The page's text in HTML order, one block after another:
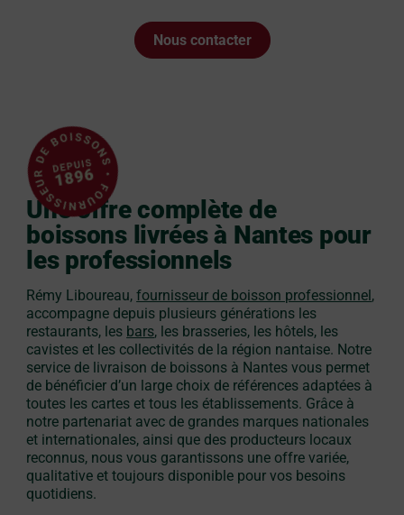
Nous contacter
Une offre complète de
boissons livrées à Nantes pour
les professionnels
Rémy Liboureau,fournisseur de boisson professionnel,
accompagne depuis plusieurs générations les
restaurants, les bars, les brasseries, les hôtels, les
cavistes et les collectivités de la région nantaise. Notre
service de livraison de boissons à Nantes vous permet
de bénéficier d’un large choix de références adaptées à
toutes les cartes et tous les établissements. Grâce à
notre partenariat avec de grandes marques nationales
et internationales, ainsi que des producteurs locaux
reconnus, nous vous garantissons une offre variée,
qualitative et toujours disponible pour vos besoins
quotidiens.